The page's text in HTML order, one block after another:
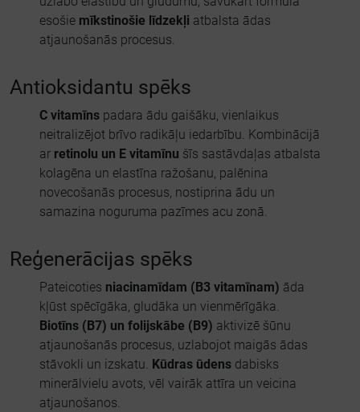
esošie mīkstinošie līdzekļi atbalsta ādas
atjaunošanās procesus.
Antioksidantu spēks
C vitamīns padara ādu gaišāku, vienlaikus
neitralizējot brīvo radikāļu iedarbību. Kombinācijā
ar retinolu un E vitamīnu šīs sastāvdaļas atbalsta
kolagēna un elastīna ražošanu, palēnina
novecošanās procesus, nostiprina ādu un
samazina noguruma pazīmes acu zonā.
Reģenerācijas spēks
Pateicoties niacinamīdam (B3 vitamīnam) āda
kļūst spēcīgāka, gludāka un vienmērīgāka.
Biotīns (B7) un folijskābe (B9) aktivizē šūnu
atjaunošanās procesus, uzlabojot maigās ādas
stāvokli un izskatu. Kūdras ūdens dabisks
minerālvielu avots, vēl vairāk attīra un veicina
atjaunošanos.